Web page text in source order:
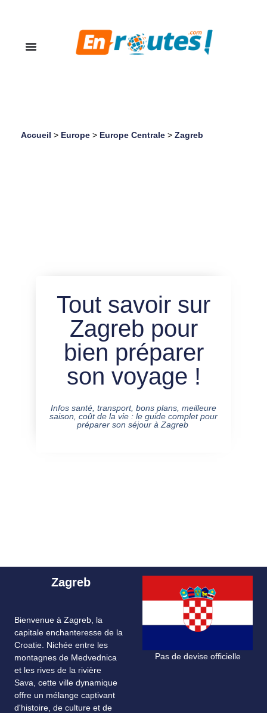
Accueil > Europe > Europe Centrale > Zagreb
Tout savoir sur
Zagreb pour
bien préparer
son voyage !
Infos santé, transport, bons plans, meilleure
saison, coût de la vie : le guide complet pour
préparer son séjour à Zagreb
Zagreb
Bienvenue à Zagreb, la
capitale enchanteresse de la
Croatie. Nichée entre les
montagnes de Medvednica
et les rives de la rivière
Sava, cette ville dynamique
offre un mélange captivant
d'histoire, de culture et de
Pas de devise officielle